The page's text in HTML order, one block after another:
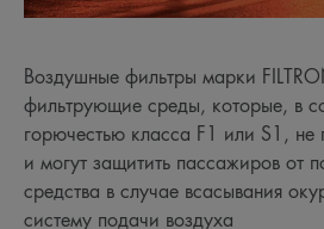
Воздушные фильтры марки
фильтрующие среды, которые, в
горючестью класса F1 или S1,
и могут защитить пассажиров от
средства в случае всасывания
систему подачи воздуха